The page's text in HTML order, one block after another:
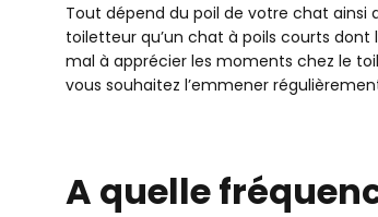
Tout dépend du poil de votre chat ainsi
toiletteur qu’un chat à poils courts
mal à apprécier les moments chez le
vous souhaitez l’emmener
A quelle